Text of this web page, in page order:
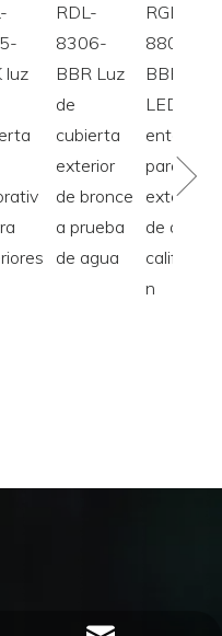
luz
RDL-
8306-
BBR Luz
de
cubierta
exterior
de bronce
a prueba
de agua
RGL-
8801-
BBR luz
LED
enterrada
para
exteriores
de alta
calificació
n